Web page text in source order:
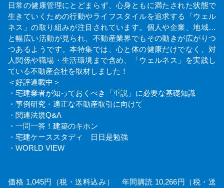
日常の健康管理にとどまらず、心身ともに満たされた状態で
生きていくための行動やライフスタイルを追求する「ウェル
ネス」の取り組みが注目されています。個人や企業、地域…
と幅広い活動が見られ、不動産業界でもその動きが広がりつ
つあるようです。本特集では、心と体の健康だけでなく、対
人関係や職場・生活環境まで含め、「ウェルネス」を実践し
ている不動産会社を取材しました！
＜好評連載中＞
・宅建業者が知っておくべき「重説」に必要な基礎知識
・事例研究・適正な不動産取引に向けて
・関連法規Q&A
・一問一答！建築のキホン
・宅建ケーススタディ 日日是勉強
・WORLD VIEW
価格 1,045円（税・送料込み） 年間購読 10,266円（税・送